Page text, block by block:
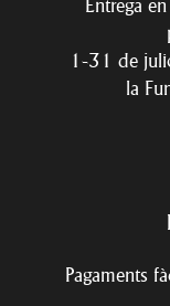
1-31 de
la
Pagaments